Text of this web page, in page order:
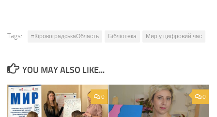
Tags: #КіровоградськаОбласть Бібліотека Мир у цифровий час
YOU MAY ALSO LIKE...
0 0